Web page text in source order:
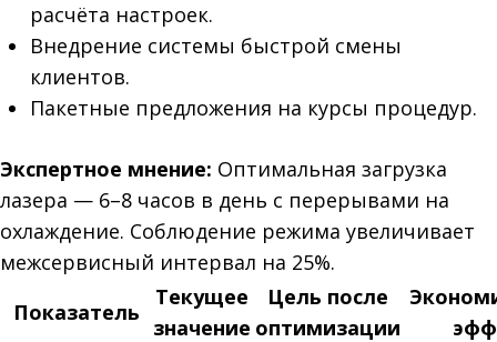
расчёта настроек.
Внедрение системы быстрой смены
клиентов.
Пакетные предложения на курсы процедур.
Экспертное мнение: Оптимальная загрузка
лазера — 6–8 часов в день с перерывами на
охлаждение. Соблюдение режима увеличивает
межсервисный интервал на 25%.
Показатель
Текущее
значение
Цель после
оптимизации